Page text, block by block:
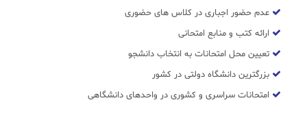
عدم حضور اجباری در کلاس های حضوری
ارائه کتب و منابع امتحانی
تعیین محل امتحانات به انتخاب دانشجو
بزرگترین دانشگاه دولتی در کشور
امتحانات سراسری و کشوری در واحدهای دانشگاهی